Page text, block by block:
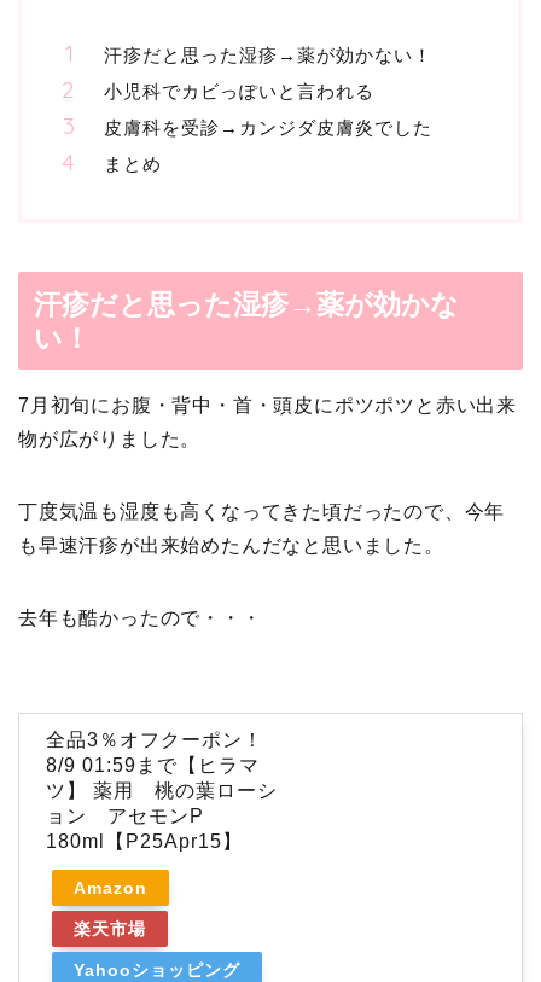
汗疹だと思った湿疹→薬が効かない！
小児科でカビっぽいと言われる
皮膚科を受診→カンジダ皮膚炎でした
まとめ
汗疹だと思った湿疹→薬が効かな
い！
7月初旬にお腹・背中・首・頭皮にポツポツと赤い出来
物が広がりました。
丁度気温も湿度も高くなってきた頃だったので、今年
も早速汗疹が出来始めたんだなと思いました。
去年も酷かったので・・・
全品3％オフクーポン！
8/9 01:59まで【ヒラマ
ツ】 薬用 桃の葉ローシ
ョン アセモンP
180ml【P25Apr15】
Amazon
楽天市場
Yahooショッピング